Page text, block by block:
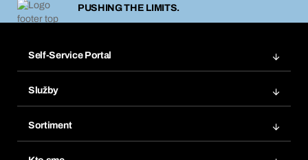
PUSHING THE LIMITS.
Self-Service Portal
Obľúbené
Opakované objednávky
Služby
Chemická databáza
Sortiment